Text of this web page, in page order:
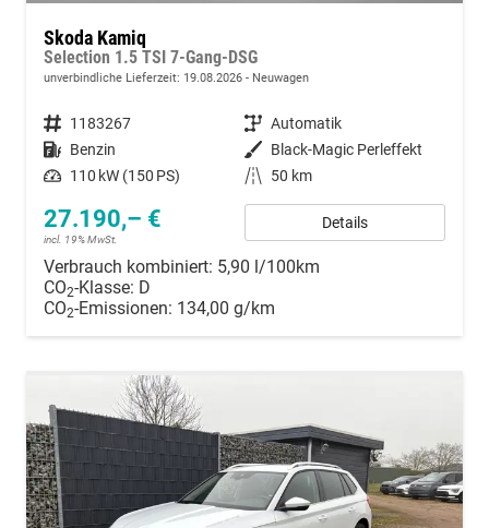
Skoda Kamiq
Selection 1.5 TSI 7-Gang-DSG
unverbindliche Lieferzeit: 19.08.2026 Neuwagen
Fahrzeugnummer 1183267 Getriebe Automatik
Kraftstoff Benzin Außenfarbe Black-Magic Perleffekt
Leistung 110 kW (150 PS) Kilometerstand 50 km
27.190,– €
incl. 19% MwSt.
Details
Verbrauch kombiniert: 5,90 l/100km
CO2-Klasse: D
CO2-Emissionen: 134,00 g/km